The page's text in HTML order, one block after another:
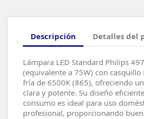
Descripción Detalles del
Lámpara LED Standard Philips
(equivalente a 75W) con casquillo
fría de 6500K (865), ofreciendo
clara y potente. Su diseño
consumo es ideal para uso
profesional, proporcionando